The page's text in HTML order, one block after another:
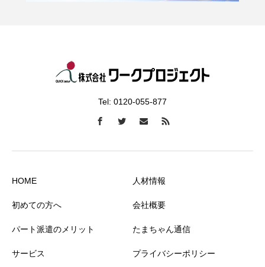
Tel: 0120-055-877
HOME
初めての方へ
パート派遣のメリット
サービス
人材情報
会社概要
たまちゃん通信
プライバシーポリシー